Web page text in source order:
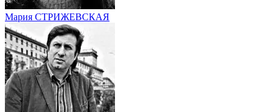
Мария СТРИЖЕВСКАЯ